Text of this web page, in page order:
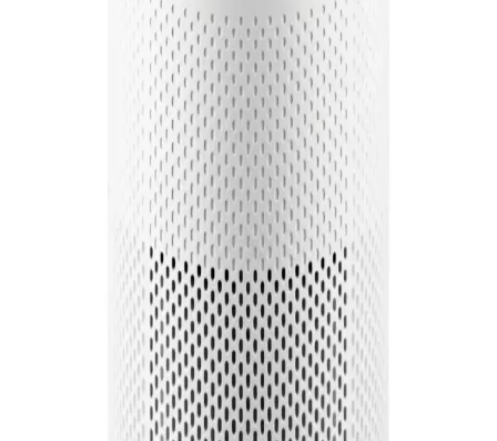
Hava temizleyicilerin hava kalitesini ölçme doğruluğu sensör türüne
bağlıdır. Ucuz modeller genellikle VOC sensörleri kullanır ve hassas
ölçüm sağlamayabilir. Doğru değerlendirme için gelişmiş sensörler
ve ek monitörler gereklidir.
Levoit Hava Temizleyicilerinde Kimyasal Koku ve
Performans Değerlendirmesi: Filtre ve Alan Uyumu
Levoit hava temizleyicilerdeki kimyasal koku genellikle filtre
ambalajından kaynaklanır ve zamanla azalır. Ancak küçük
modellerde koku giderme performansı sınırlıdır, bu nedenle odanın
büyüklüğüne uygun cihaz seçimi önemlidir.
110 Metrekarelik Oda İçin Virüs ve Bakteri Önleyici
Hava Temizleyici Seçimi Kriterleri
110 metrekarelik odalarda virüs ve bakteri yayılımını önlemek için
yüksek CADR değerine sahip, sessiz ve etkili filtreleme yapan hava
temizleyiciler tercih edilmelidir. Maske kullanımı ek koruma sağlar.